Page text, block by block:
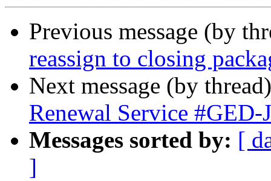
Previous message (by
reassign to closing
Next message (by
Renewal Service
Messages sorted by: [
]